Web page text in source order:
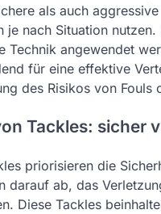
als auch
je nach Situation nutzen.
Technik angewendet
für eine effektive
des Risikos von Fouls
Tackles: sicher
priorisieren die
darauf ab, das
Diese Tackles